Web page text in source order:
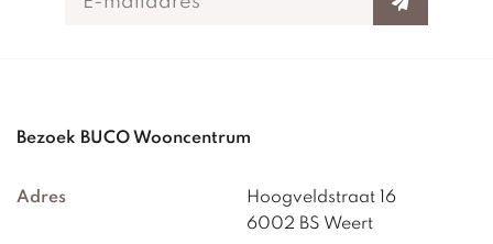
Bezoek BUCO Wooncentrum
Adres
Hoogveldstraat 16
6002 BS Weert